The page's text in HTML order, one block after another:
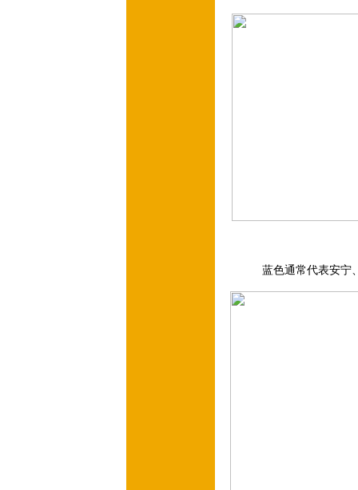
蓝色通常代表安宁